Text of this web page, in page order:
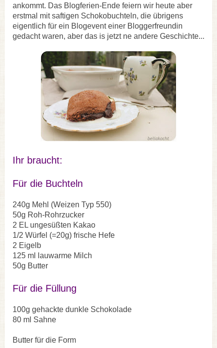
ankommt. Das Blogferien-Ende feiern wir heute aber
erstmal mit saftigen Schokobuchteln, die übrigens
eigentlich für ein Blogevent einer Bloggerfreundin
gedacht waren, aber das is jetzt ne andere Geschichte...
Ihr braucht:
Für die Buchteln
240g Mehl (Weizen Typ 550)
50g Roh-Rohrzucker
2 EL ungesüßten Kakao
1/2 Würfel (=20g) frische Hefe
2 Eigelb
125 ml lauwarme Milch
50g Butter
Für die Füllung
100g gehackte dunkle Schokolade
80 ml Sahne
Butter für die Form